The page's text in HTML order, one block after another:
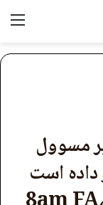
مسوول
داده است